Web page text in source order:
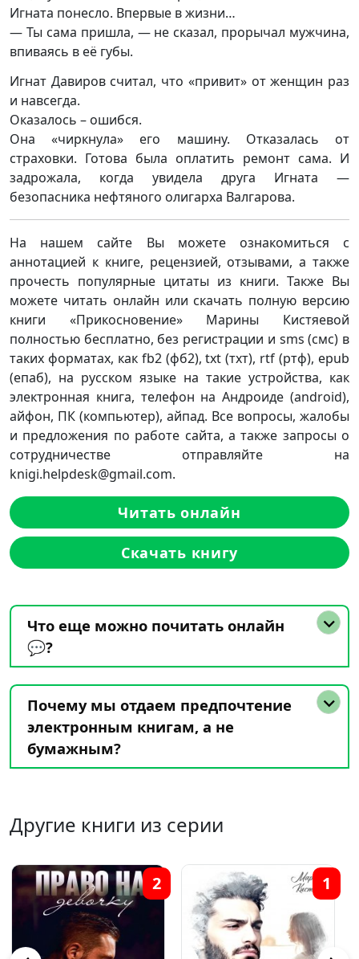
Игната понесло. Впервые в жизни…
— Ты сама пришла, — не сказал, прорычал мужчина,
впиваясь в её губы.
Игнат Давиров считал, что «привит» от женщин раз
и навсегда.
Оказалось – ошибся.
Она «чиркнула» его машину. Отказалась от
страховки. Готова была оплатить ремонт сама. И
задрожала, когда увидела друга Игната —
безопасника нефтяного олигарха Валгарова.
На нашем сайте Вы можете ознакомиться с
аннотацией к книге, рецензией, отзывами, а также
прочесть популярные цитаты из книги. Также Вы
можете читать онлайн или скачать полную версию
книги «Прикосновение» Марины Кистяевой
полностью бесплатно, без регистрации и sms (смс) в
таких форматах, как fb2 (фб2), txt (тхт), rtf (ртф), epub
(епаб), на русском языке на такие устройства, как
электронная книга, телефон на Андроиде (android),
айфон, ПК (компьютер), айпад. Все вопросы, жалобы
и предложения по работе сайта, а также запросы о
сотрудничестве отправляйте на
knigi.helpdesk@gmail.com.
Читать онлайн
Скачать книгу
Что еще можно почитать онлайн
💬?
Почему мы отдаем предпочтение
электронным книгам, а не
бумажным?
Другие книги из серии
7 6